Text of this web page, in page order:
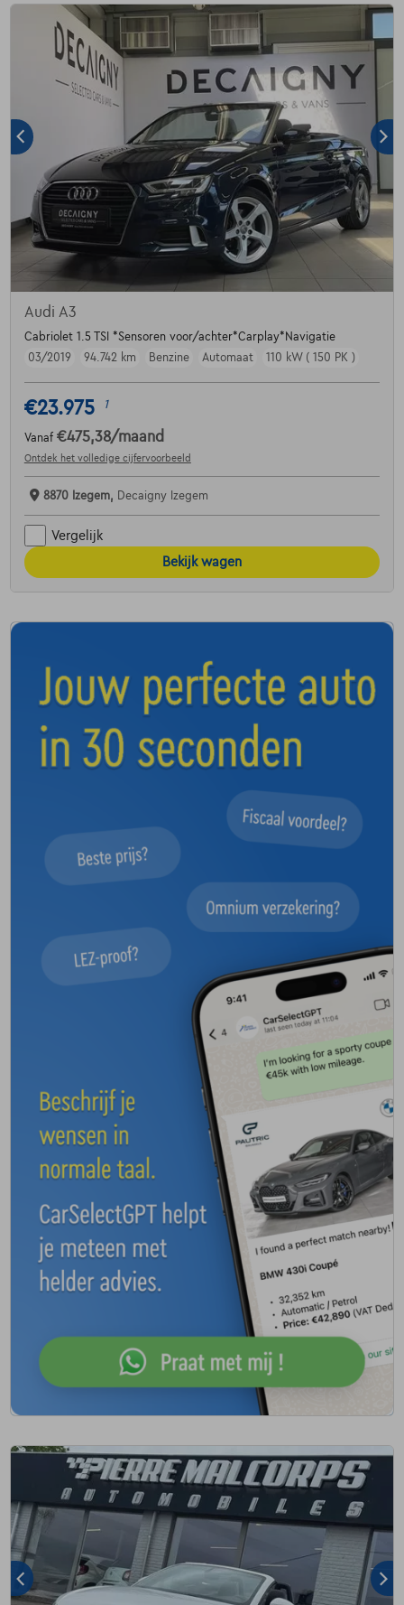
Audi A3
Cabriolet 1.5 TSI *Sensoren voor/achter*Carplay*Navigatie
03/2019
94.742 km Benzine Automaat 110 kW ( 150 PK )
€23.975 1
Vanaf €475,38/maand
Ontdek het volledige cijfervoorbeeld
8870 Izegem, Decaigny Izegem
Vergelijk
Bekijk wagen